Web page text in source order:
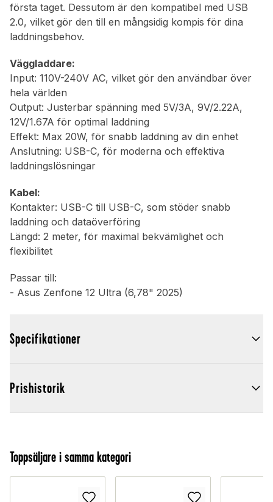
första taget. Dessutom är den kompatibel med USB
2.0, vilket gör den till en mångsidig kompis för dina
laddningsbehov.
Väggladdare:
Input: 110V-240V AC, vilket gör den användbar över
hela världen
Output: Justerbar spänning med 5V/3A, 9V/2.22A,
12V/1.67A för optimal laddning
Effekt: Max 20W, för snabb laddning av din enhet
Anslutning: USB-C, för moderna och effektiva
laddningslösningar
Kabel:
Kontakter: USB-C till USB-C, som stöder snabb
laddning och dataöverföring
Längd: 2 meter, för maximal bekvämlighet och
flexibilitet
Passar till:
- Asus Zenfone 12 Ultra (6,78" 2025)
Specifikationer
Prishistorik
Toppsäljare i samma kategori